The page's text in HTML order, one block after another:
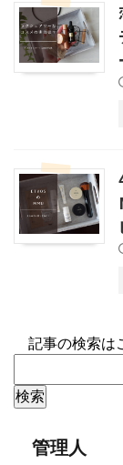
記事の検索
管理人